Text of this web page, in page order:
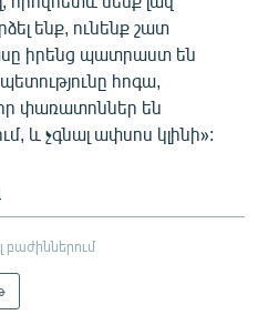
ենք, ունենք շատ
իրենց պատրաստ են
հոգա,
փառատոններ են
և չգնալ ափսոս կլինի»:
բաժիններում